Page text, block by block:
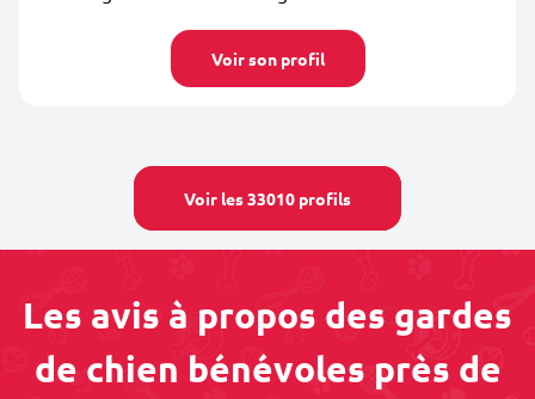
Voir son profil
Voir les 33010 profils
Les avis à propos des gardes
de chien bénévoles près de